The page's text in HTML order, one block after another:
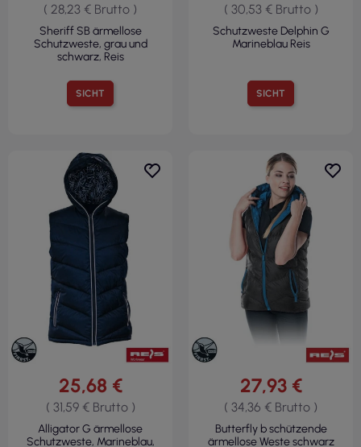
SICHT
( 28,23 € Brutto )
Sheriff SB ärmellose
Schutzweste, grau und
schwarz, Reis
SICHT
( 30,53 € Brutto )
Schutzweste Delphin G
Marineblau Reis
25,68 €
( 31,59 € Brutto )
Alligator G ärmellose
Schutzweste, Marineblau,
27,93 €
( 34,36 € Brutto )
Butterfly b schützende
ärmellose Weste schwarz